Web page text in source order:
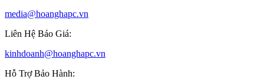
media@hoanghapc.vn
Liên Hệ Báo Giá:
kinhdoanh@hoanghapc.vn
Hỗ Trợ Bảo Hành: